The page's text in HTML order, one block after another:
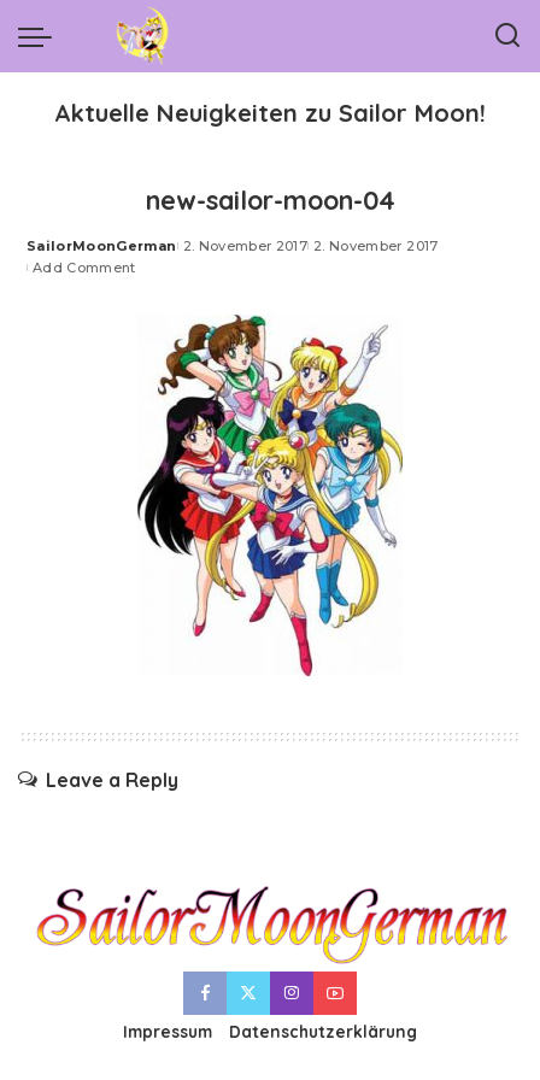
Aktuelle Neuigkeiten zu Sailor Moon!
new-sailor-moon-04
Posted
by
SailorMoonGerman 2. November 2017 2. November 2017
Add Comment
Leave a Reply
Impressum Datenschutzerklärung